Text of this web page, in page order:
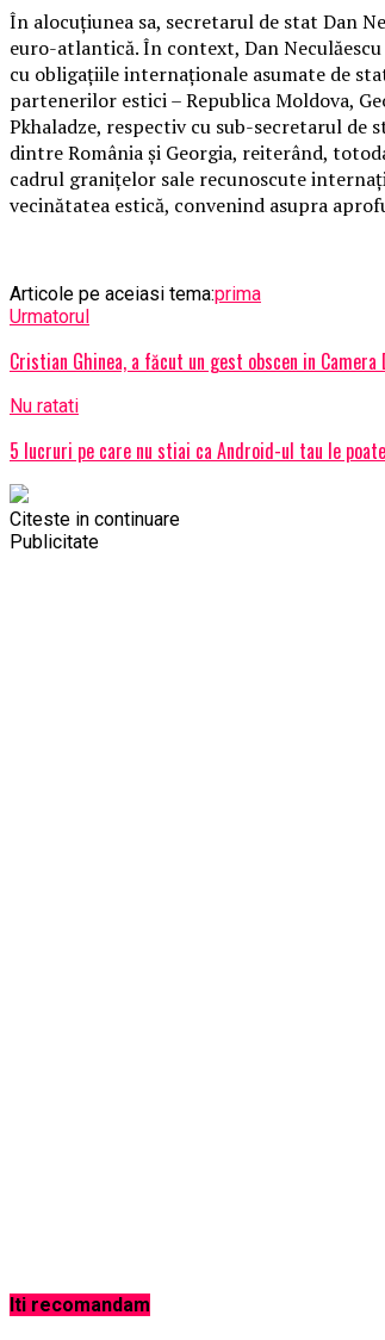
În alocuțiunea sa, secretarul de stat Dan
euro-atlantică. În context, Dan
cu obligațiile internaționale asumate de
partenerilor estici – Republica Moldova,
Pkhaladze, respectiv cu sub-secretarul de
dintre România și Georgia, reiterând,
cadrul granițelor sale recunoscute
vecinătatea estică, convenind asupra
Articole pe aceiasi tema:prima
Urmatorul
Cristian Ghinea, a făcut un gest obscen in
Nu ratati
5 lucruri pe care nu stiai ca Android-ul tau le
Citeste in continuare
Publicitate
Iti recomandam